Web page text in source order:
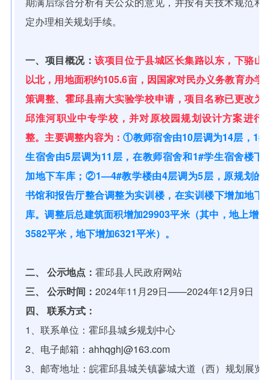
定办理相关规划手续。
一、项目概况：该项目位于县城区长集路以东，下骆山
以北，用地面积约105.6亩，因国家对民办义务教育办学
策调整、霍邱县南大实验学校申请，项目名称已更改为
邱淮河职业中专学校，并对原校园规划设计方案进行
整。主要调整内容为：①教师宿舍由10层调为14层，1#
生宿舍由5层调为11层，在教师宿舍和1#学生宿舍楼下
加地下车库；②1—4#教学楼由4层调为5层，原规划的
书馆和报告厅整合调整为实训楼，在实训楼下增加地下
库。调整后总建筑面积增加29903平米（其中，地上增
3582平米，地下增加6321平米）。
二、 公示地点： 霍邱县人民政府网站
三、 公示时间： 2024年11月29日——2024年12月9日
四、 联系方式：
1、联系单位：霍邱县城乡规划中心
2、电子邮箱： ahhqghj@163.com
3、邮寄地址：皖霍邱县城关镇蓼城大道（西）规划展览